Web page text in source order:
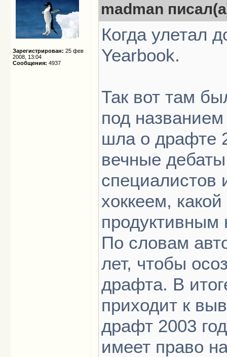
Зарегистрирован: 25 фев
2008, 13:04
Сообщения: 4937
madman
Когда улетал
Yearbook.
Так вот там
под
шла о драфте
вечные
специалистов
хоккеем,
продуктивным
По словам
лет, чтобы
драфта. В
приходит к
драфт 2003
имеет право